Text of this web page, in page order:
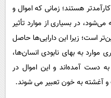
هستند؛ زمانی که اموال و
در بسیاری از موارد تأثیر
است؛ زیرا این دارایی‌ها حاصل
موارد به بهای نابودی انسان‌ها،
دست آمده‌اند و این اموال در
و آغشته به خون تعبیر می شوند.